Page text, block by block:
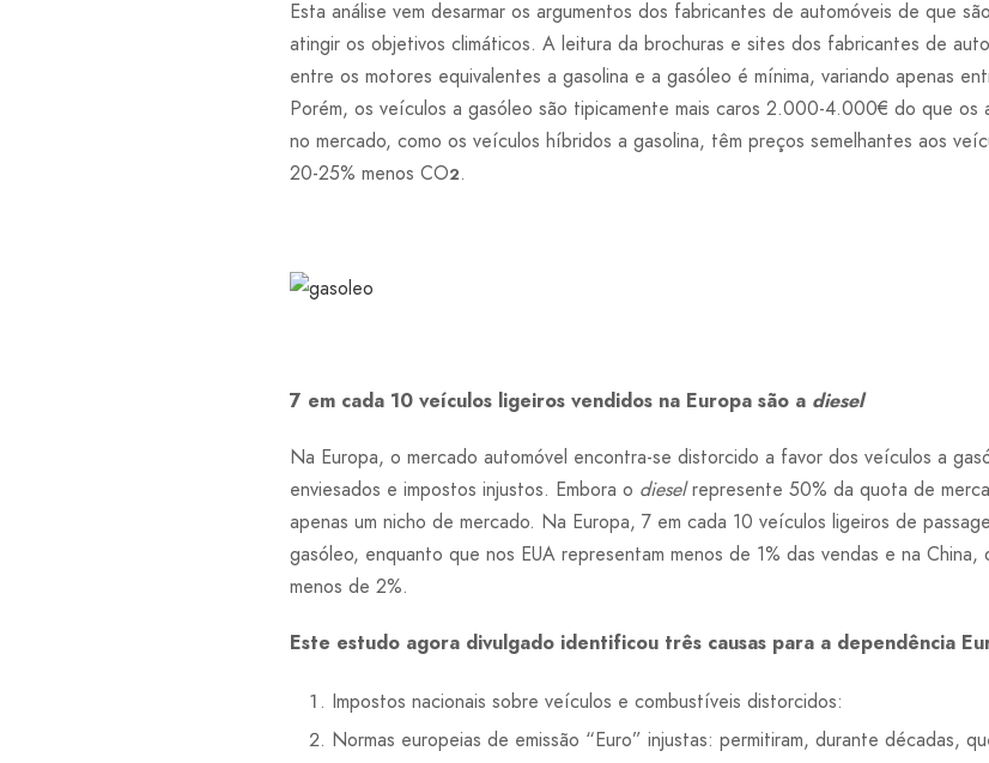
Esta análise vem desarmar os argumentos dos fabricantes de automóveis de que
atingir os objetivos climáticos. A leitura da brochuras e sites dos fabricantes de
entre os motores equivalentes a gasolina e a gasóleo é mínima, variando apenas
Porém, os veículos a gasóleo são tipicamente mais caros 2.000-4.000€ do que os
no mercado, como os veículos híbridos a gasolina, têm preços semelhantes aos
20-25% menos CO2.
7 em cada 10 veículos ligeiros vendidos na Europa são a diesel
Na Europa, o mercado automóvel encontra-se distorcido a favor dos veículos a
enviesados e impostos injustos. Embora o dieselrepresente 50% da quota de
apenas um nicho de mercado. Na Europa, 7 em cada 10 veículos ligeiros de
gasóleo, enquanto que nos EUA representam menos de 1% das vendas e na
menos de 2%.
Este estudo agora divulgado identificou três causas para a dependência
Impostos nacionais sobre veículos e combustíveis distorcidos:
Normas europeias de emissão “Euro” injustas: permitiram, durante décadas,